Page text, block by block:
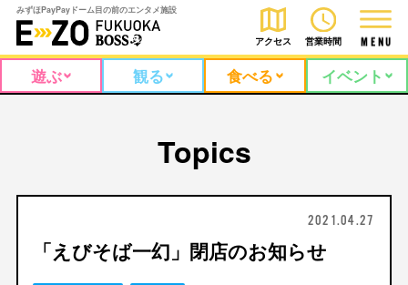
みずほPayPayドーム目の前のエンタメ施設
アクセス 営業時間 M E N U
遊ぶ 観る 食べる イベント
Topics
2021.04.27
「えびそば一幻」閉店のお知らせ